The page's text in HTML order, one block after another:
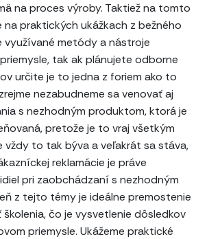
na proces výroby. Taktiež na tomto
praktických ukážkach z bežného
využívané metódy a nástroje
tak ak plánujete odborne
určite je to jedna z foriem ako to
nezabudneme sa venovať aj
s nezhodným produktom, ktorá je
pretože je to vraj všetkým
vždy to tak býva a veľakrát sa stáva,
reklamácie je práve
pri zaobchádzaní s nezhodným
z tejto témy je ideálne premostenie
čo je vysvetlenie dôsledkov
priemysle. Ukážeme praktické